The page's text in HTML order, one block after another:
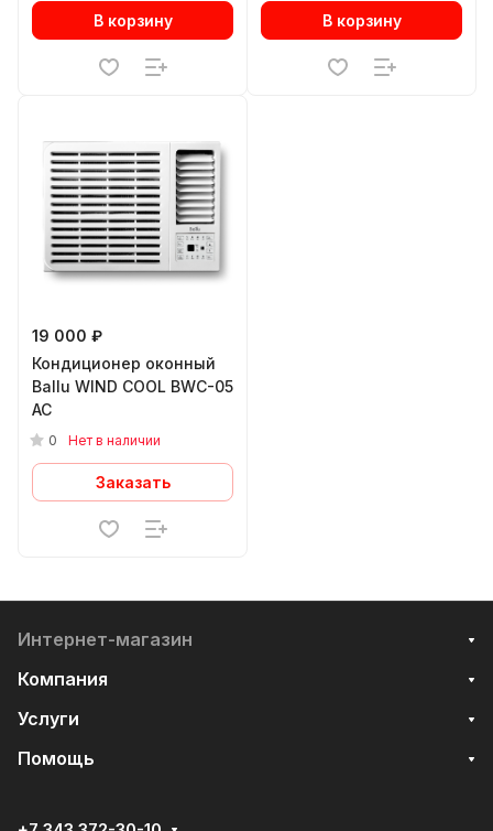
В корзину В корзину
19 000 ₽
Кондиционер оконный
Ballu WIND COOL BWC-05
AC
0 Нет в наличии
Заказать
Интернет-магазин
Компания
Услуги
Помощь